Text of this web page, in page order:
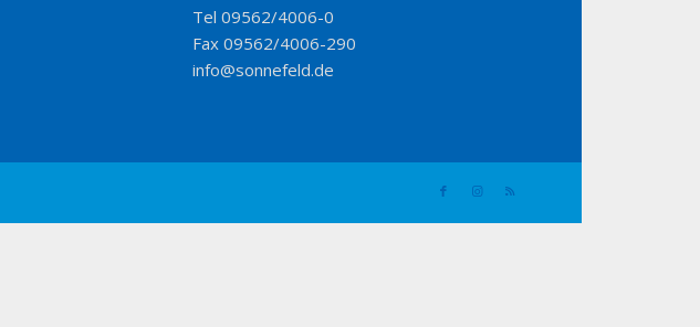
Tel 09562/4006-0
Fax 09562/4006-290
info@sonnefeld.de